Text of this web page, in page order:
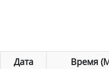
Дата Время